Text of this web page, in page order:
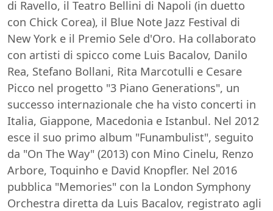
di Ravello, il Teatro Bellini di Napoli (in duetto
con Chick Corea), il Blue Note Jazz Festival di
New York e il Premio Sele d'Oro. Ha collaborato
con artisti di spicco come Luis Bacalov, Danilo
Rea, Stefano Bollani, Rita Marcotulli e Cesare
Picco nel progetto "3 Piano Generations", un
successo internazionale che ha visto concerti in
Italia, Giappone, Macedonia e Istanbul. Nel 2012
esce il suo primo album "Funambulist", seguito
da "On The Way" (2013) con Mino Cinelu, Renzo
Arbore, Toquinho e David Knopfler. Nel 2016
pubblica "Memories" con la London Symphony
Orchestra diretta da Luis Bacalov, registrato agli